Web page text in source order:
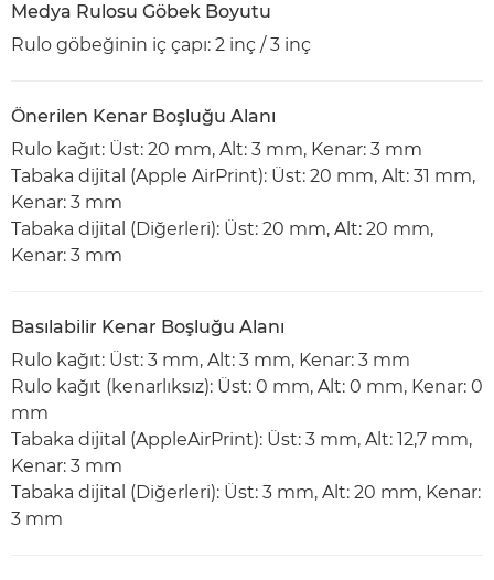
Medya Rulosu Göbek Boyutu
Rulo göbeğinin iç çapı: 2 inç / 3 inç
Önerilen Kenar Boşluğu Alanı
Rulo kağıt: Üst: 20 mm, Alt: 3 mm, Kenar: 3 mm
Tabaka dijital (Apple AirPrint): Üst: 20 mm, Alt: 31 mm,
Kenar: 3 mm
Tabaka dijital (Diğerleri): Üst: 20 mm, Alt: 20 mm,
Kenar: 3 mm
Basılabilir Kenar Boşluğu Alanı
Rulo kağıt: Üst: 3 mm, Alt: 3 mm, Kenar: 3 mm
Rulo kağıt (kenarlıksız): Üst: 0 mm, Alt: 0 mm, Kenar: 0
mm
Tabaka dijital (AppleAirPrint): Üst: 3 mm, Alt: 12,7 mm,
Kenar: 3 mm
Tabaka dijital (Diğerleri): Üst: 3 mm, Alt: 20 mm, Kenar:
3 mm